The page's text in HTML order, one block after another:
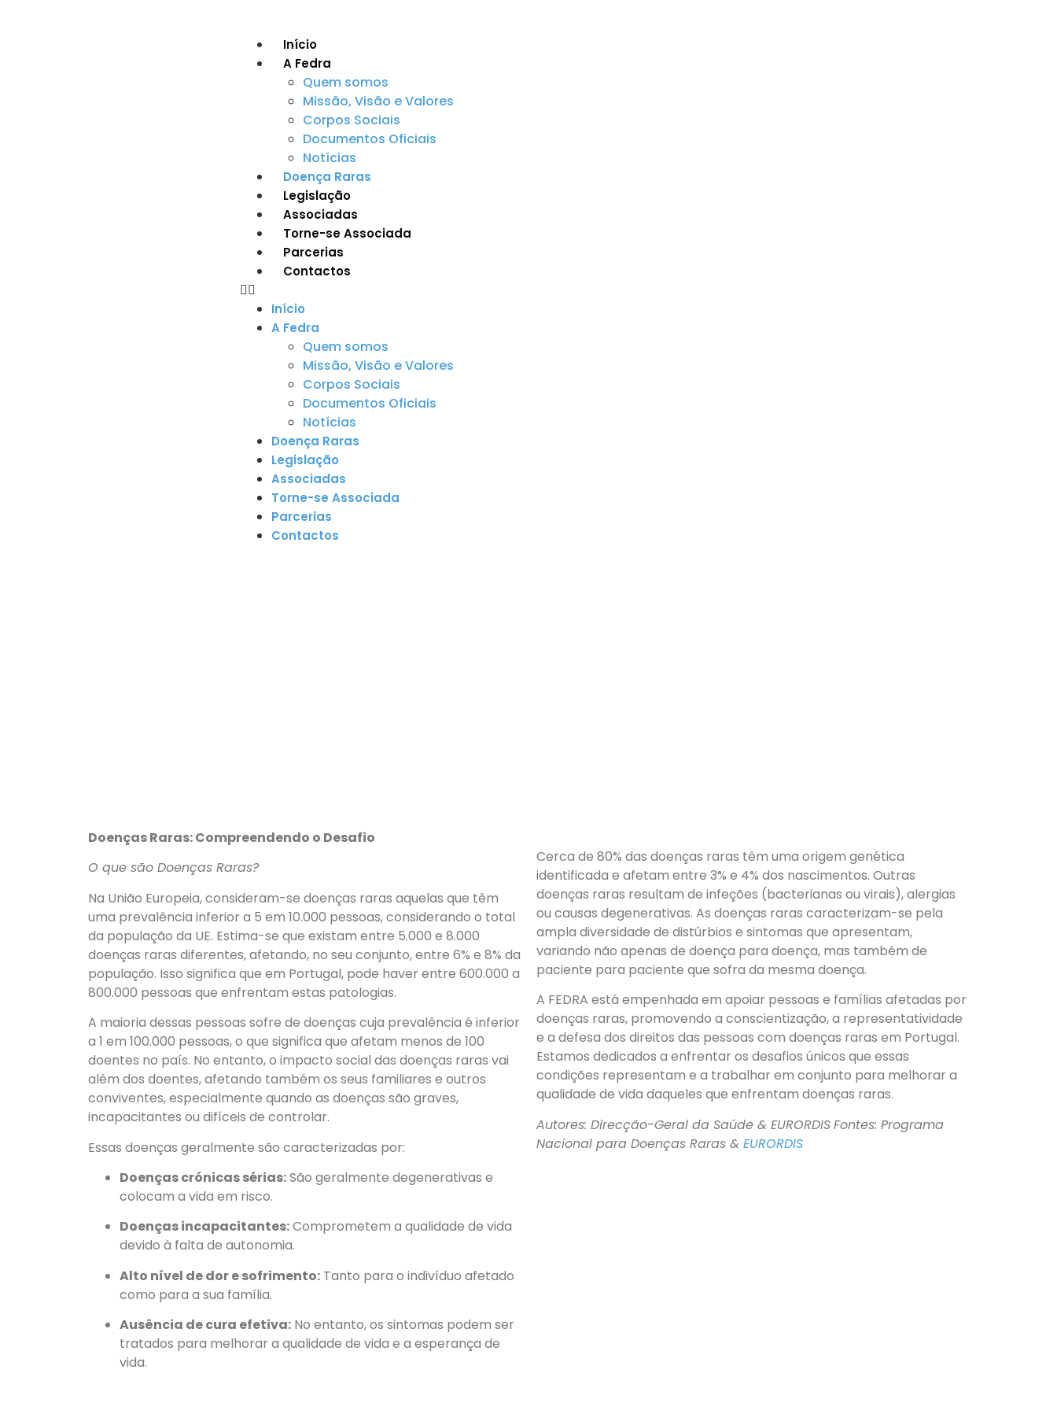
Início
A Fedra
Quem somos
Missão, Visão e Valores
Corpos Sociais
Documentos Oficiais
Notícias
Doença Raras
Legislação
Associadas
Torne-se Associada
Parcerias
Contactos
Início
A Fedra
Quem somos
Missão, Visão e Valores
Corpos Sociais
Documentos Oficiais
Notícias
Doença Raras
Legislação
Associadas
Torne-se Associada
Parcerias
Contactos
Doenças Raras: Compreendendo o Desafio
O que são Doenças Raras?
Na União Europeia, consideram-se doenças raras aquelas que têm
uma prevalência inferior a 5 em 10.000 pessoas, considerando o total
da população da UE. Estima-se que existam entre 5.000 e 8.000
doenças raras diferentes, afetando, no seu conjunto, entre 6% e 8% da
população. Isso significa que em Portugal, pode haver entre 600.000 a
800.000 pessoas que enfrentam estas patologias.
A maioria dessas pessoas sofre de doenças cuja prevalência é inferior
a 1 em 100.000 pessoas, o que significa que afetam menos de 100
doentes no país. No entanto, o impacto social das doenças raras vai
além dos doentes, afetando também os seus familiares e outros
conviventes, especialmente quando as doenças são graves,
incapacitantes ou difíceis de controlar.
Essas doenças geralmente são caracterizadas por:
Doenças crónicas sérias:São geralmente degenerativas e
colocam a vida em risco.
Doenças incapacitantes:Comprometem a qualidade de vida
devido à falta de autonomia.
Alto nível de dor e sofrimento: Tanto para o indivíduo afetado
como para a sua família.
Ausência de cura efetiva: No entanto, os sintomas podem ser
tratados para melhorar a qualidade de vida e a esperança de
vida.
Cerca de 80% das doenças raras têm uma origem genética
identificada e afetam entre 3% e 4% dos nascimentos. Outras
doenças raras resultam de infeções (bacterianas ou virais), alergias
ou causas degenerativas. As doenças raras caracterizam-se pela
ampla diversidade de distúrbios e sintomas que apresentam,
variando não apenas de doença para doença, mas também de
paciente para paciente que sofra da mesma doença.
A FEDRA está empenhada em apoiar pessoas e famílias afetadas por
doenças raras, promovendo a conscientização, a representatividade
e a defesa dos direitos das pessoas com doenças raras em Portugal.
Estamos dedicados a enfrentar os desafios únicos que essas
condições representam e a trabalhar em conjunto para melhorar a
qualidade de vida daqueles que enfrentam doenças raras.
Autores: Direcção-Geral da Saúde & EURORDISFontes: Programa
Nacional para Doenças Raras & EURORDIS